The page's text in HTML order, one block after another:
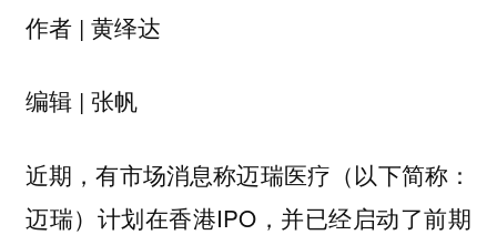
作者 | 黄绎达
编辑 | 张帆
近期，有市场消息称迈瑞医疗（以下简称：
迈瑞）计划在香港IPO，并已经启动了前期